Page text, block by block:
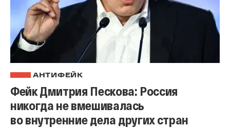
АНТИФЕЙК
Фейк Дмитрия Пескова: Россия
никогда не вмешивалась
во внутренние дела других стран